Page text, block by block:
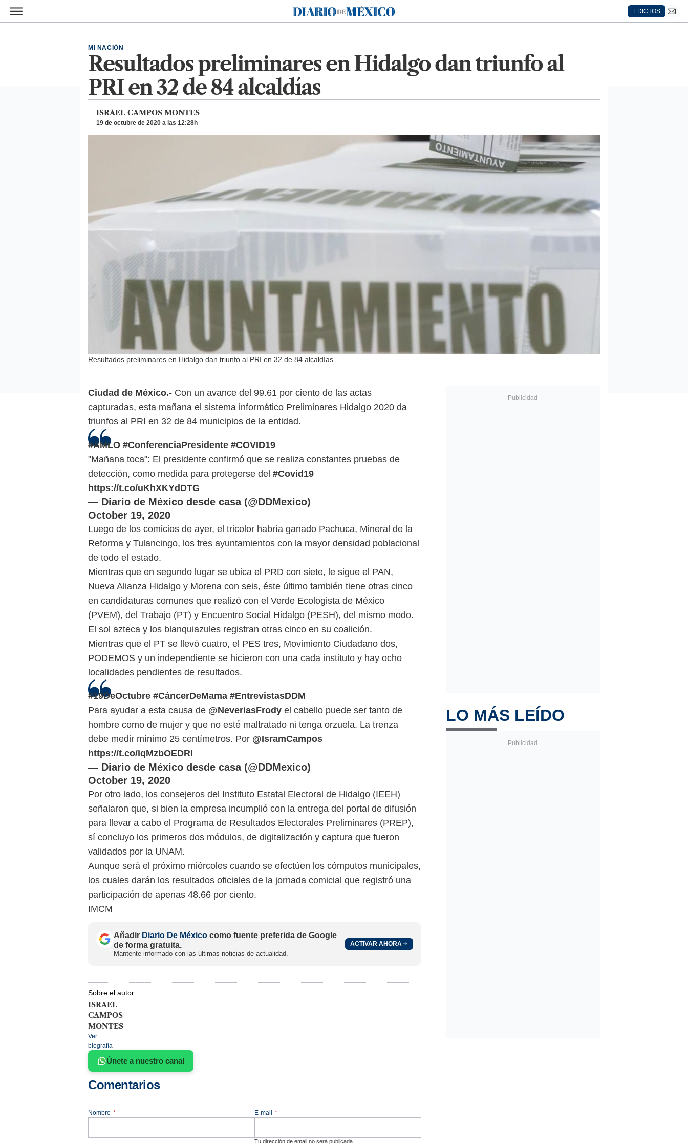
Ir al contenido principal
Diario de México
EDICTOS
Resultados preliminares en Hidalgo dan triunfo al
PRI en 32 de 84 alcaldías
MI NACIÓN
ISRAEL CAMPOS MONTES
19 de octubre de 2020 a las 12:28h
Resultados preliminares en Hidalgo dan triunfo al PRI en 32 de 84 alcaldías
Ciudad de México.- Con un avance del 99.61 por ciento de las actas
capturadas, esta mañana el sistema informático Preliminares Hidalgo 2020 da
triunfos al PRI en 32 de 84 municipios de la entidad.
#AMLO #ConferenciaPresidente #COVID19
"Mañana toca": El presidente confirmó que se realiza constantes pruebas de
detección, como medida para protegerse del #Covid19
https://t.co/uKhXKYdDTG
— Diario de México desde casa (@DDMexico)
October 19, 2020
Luego de los comicios de ayer, el tricolor habría ganado Pachuca, Mineral de la
Reforma y Tulancingo, los tres ayuntamientos con la mayor densidad poblacional
de todo el estado.
Mientras que en segundo lugar se ubica el PRD con siete, le sigue el PAN,
Nueva Alianza Hidalgo y Morena con seis, éste último también tiene otras cinco
en candidaturas comunes que realizó con el Verde Ecologista de México
(PVEM), del Trabajo (PT) y Encuentro Social Hidalgo (PESH), del mismo modo.
El sol azteca y los blanquiazules registran otras cinco en su coalición.
Mientras que el PT se llevó cuatro, el PES tres, Movimiento Ciudadano dos,
PODEMOS y un independiente se hicieron con una cada instituto y hay ocho
localidades pendientes de resultados.
#19DeOctubre #CáncerDeMama #EntrevistasDDM
Para ayudar a esta causa de @NeveriasFrody el cabello puede ser tanto de
hombre como de mujer y que no esté maltratado ni tenga orzuela. La trenza
debe medir mínimo 25 centímetros. Por @IsramCampos
https://t.co/iqMzbOEDRI
— Diario de México desde casa (@DDMexico)
October 19, 2020
Por otro lado, los consejeros del Instituto Estatal Electoral de Hidalgo (IEEH)
señalaron que, si bien la empresa incumplió con la entrega del portal de difusión
para llevar a cabo el Programa de Resultados Electorales Preliminares (PREP),
sí concluyo los primeros dos módulos, de digitalización y captura que fueron
validados por la UNAM.
Aunque será el próximo miércoles cuando se efectúen los cómputos municipales,
los cuales darán los resultados oficiales de la jornada comicial que registró una
participación de apenas 48.66 por ciento.
IMCM
Añadir Diario De México como fuente preferida de Google
de forma gratuita.
Mantente informado con las últimas noticias de actualidad.
ACTIVAR AHORA
Sobre el autor
ISRAEL
CAMPOS
MONTES
Ver
biografía
Únete a nuestro canal
Comentarios
Nombre * E-mail *
Tu dirección de email no será publicada.
LO MÁS LEÍDO